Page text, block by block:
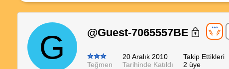
G @Guest-7065557BE
Teğmen
20 Aralık 2010
Tarihinde Katıldı
Takip Ettikleri
2 üye